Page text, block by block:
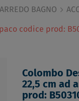
BAGNO
codice prod:
Colombo
22,5 cm ad
prod: